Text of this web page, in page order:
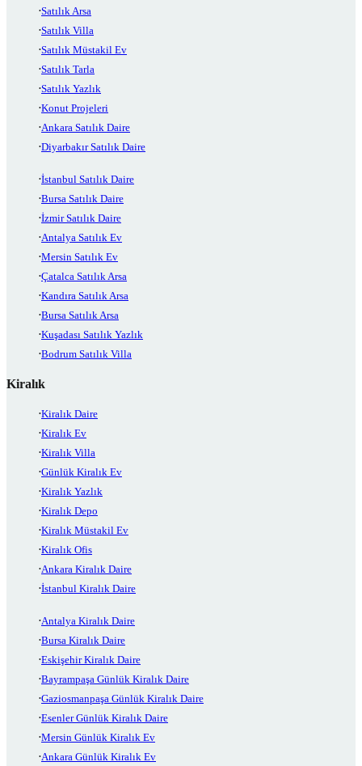
Satılık Arsa
Satılık Villa
Satılık Müstakil Ev
Satılık Tarla
Satılık Yazlık
Konut Projeleri
Ankara Satılık Daire
Diyarbakır Satılık Daire
İstanbul Satılık Daire
Bursa Satılık Daire
İzmir Satılık Daire
Antalya Satılık Ev
Mersin Satılık Ev
Çatalca Satılık Arsa
Kandıra Satılık Arsa
Bursa Satılık Arsa
Kuşadası Satılık Yazlık
Bodrum Satılık Villa
Kiralık
Kiralık Daire
Kiralık Ev
Kiralık Villa
Günlük Kiralık Ev
Kiralık Yazlık
Kiralık Depo
Kiralık Müstakil Ev
Kiralık Ofis
Ankara Kiralık Daire
İstanbul Kiralık Daire
Antalya Kiralık Daire
Bursa Kiralık Daire
Eskişehir Kiralık Daire
Bayrampaşa Günlük Kiralık Daire
Gaziosmanpaşa Günlük Kiralık Daire
Esenler Günlük Kiralık Daire
Mersin Günlük Kiralık Ev
Ankara Günlük Kiralık Ev